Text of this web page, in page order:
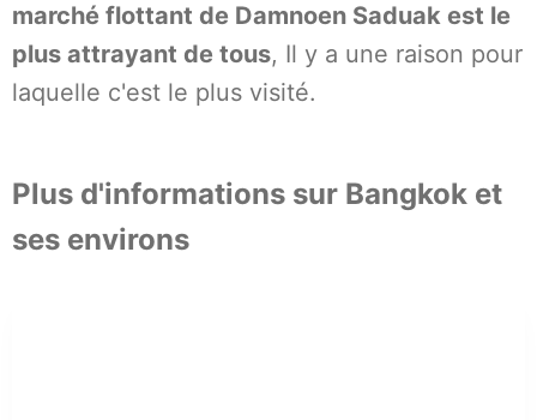
marché flottant de Damnoen Saduak est le
plus attrayant de tous, Il y a une raison pour
laquelle c'est le plus visité.
Plus d'informations sur Bangkok et
ses environs